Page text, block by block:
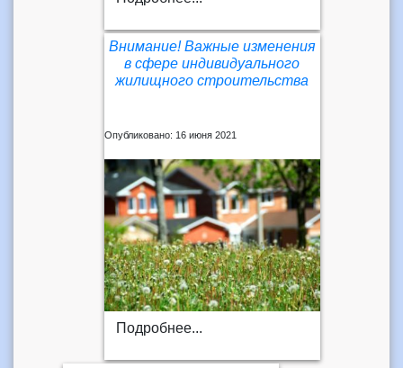
Внимание! Важные изменения
в сфере индивидуального
жилищного строительства
Опубликовано: 16 июня 2021
Подробнее...